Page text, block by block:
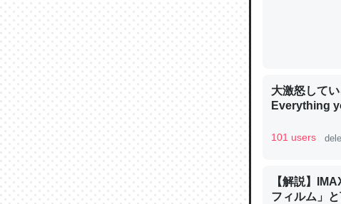
論文では「
は」とあっ
─ニュース :: 【
大激怒して
Everything
101 users
【解説】
フィルム」